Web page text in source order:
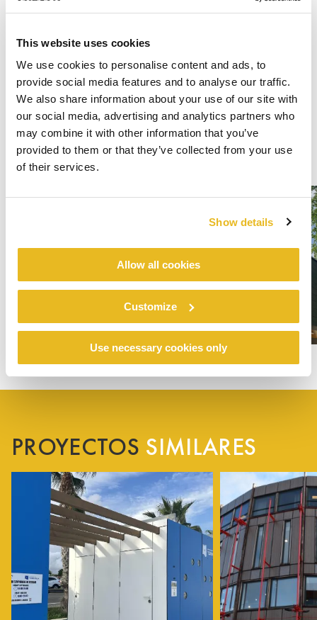
This website uses cookies
We use cookies to personalise content and ads, to
provide social media features and to analyse our traffic.
We also share information about your use of our site with
our social media, advertising and analytics partners who
may combine it with other information that you’ve
provided to them or that they’ve collected from your use
of their services.
Show details
Allow all cookies
Customize
Use necessary cookies only
PROYECTOS SIMILARES